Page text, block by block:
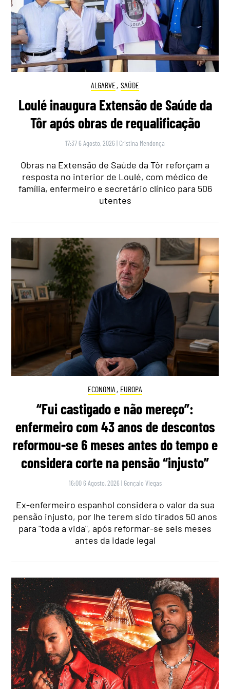
ALGARVE, SAÚDE
Loulé inaugura Extensão de Saúde da
Tôr após obras de requalificação
17:37 6 Agosto, 2026 | Cristina Mendonça
Obras na Extensão de Saúde da Tôr reforçam a
resposta no interior de Loulé, com médico de
família, enfermeiro e secretário clínico para 506
utentes
ECONOMIA , EUROPA
“Fui castigado e não mereço”:
enfermeiro com 43 anos de descontos
reformou-se 6 meses antes do tempo e
considera corte na pensão “injusto”
16:00 6 Agosto, 2026 | Gonçalo Viegas
Ex-enfermeiro espanhol considera o valor da sua
pensão injusto, por lhe terem sido tirados 50 anos
para "toda a vida", após reformar-se seis meses
antes da idade legal